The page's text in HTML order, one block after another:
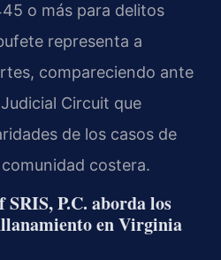
o más para delitos
representa a
compareciendo ante
Circuit que
de los casos de
costera.
P.C. aborda los
en Virginia